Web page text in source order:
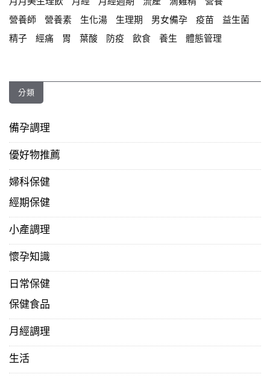
營養師
營養素 生化湯 生理期 男女備孕 疫苗
益生菌
精子
經痛 胃 葉酸 防疫 飲食 養生 體態管理
分類
備孕調理
優好物推薦
婦科保健
經期保健
小產調理
懷孕知識
日常保健
保健食品
月經調理
生活